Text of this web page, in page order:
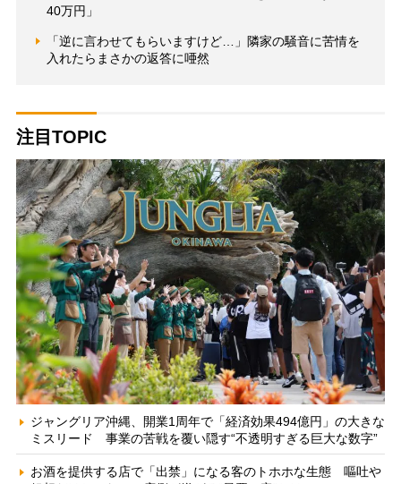
40万円」
「逆に言わせてもらいますけど…」隣家の騒音に苦情を
入れたらまさかの返答に唖然
注目TOPIC
ジャングリア沖縄、開業1周年で「経済効果494億円」の大きな
ミスリード 事業の苦戦を覆い隠す“不透明すぎる巨大な数字”
お酒を提供する店で「出禁」になる客のトホホな生態 嘔吐や